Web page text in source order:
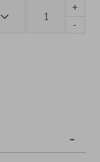
+
-